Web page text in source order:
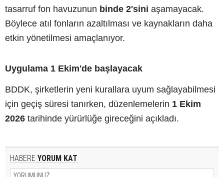
tasarruf fon havuzunun binde 2'sini aşamayacak.
Böylece atıl fonların azaltılması ve kaynakların daha
etkin yönetilmesi amaçlanıyor.
Uygulama 1 Ekim'de başlayacak
BDDK, şirketlerin yeni kurallara uyum sağlayabilmesi
için geçiş süresi tanırken, düzenlemelerin 1 Ekim
2026 tarihinde yürürlüğe gireceğini açıkladı.
HABERE YORUM KAT